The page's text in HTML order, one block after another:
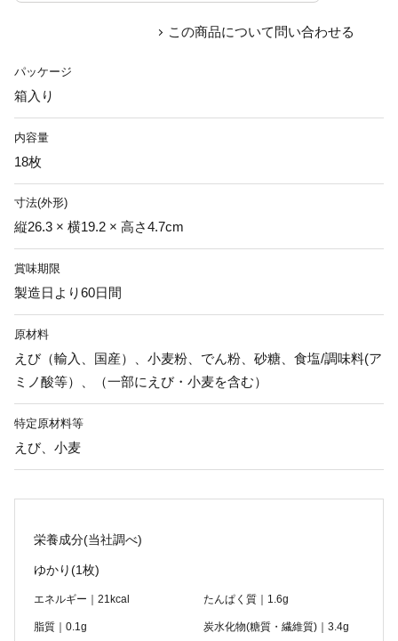
この商品について問い合わせる
パッケージ
箱入り
内容量
18枚
寸法(外形)
縦26.3 × 横19.2 × 高さ4.7cm
賞味期限
製造日より60日間
原材料
えび（輸入、国産）、小麦粉、でん粉、砂糖、食塩/調味料(ア
ミノ酸等）、（一部にえび・小麦を含む）
特定原材料等
えび、小麦
栄養成分(当社調べ)
ゆかり(1枚)
エネルギー｜21kcal たんぱく質｜1.6g
脂質｜0.1g 炭水化物(糖質・繊維質)｜3.4g